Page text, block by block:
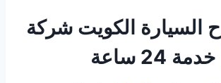
السيارة الكويت شركة
24 ساعة